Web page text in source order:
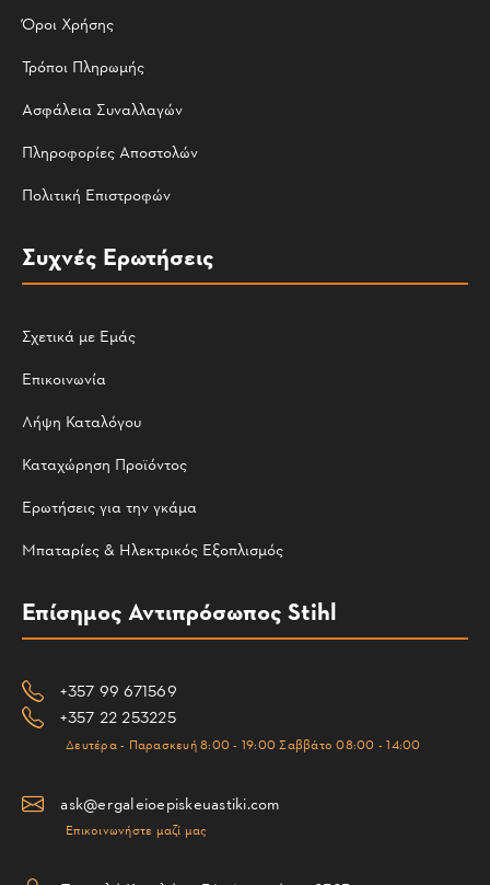
Όροι Χρήσης
Τρόποι Πληρωμής
Ασφάλεια Συναλλαγών
Πληροφορίες Αποστολών
Πολιτική Επιστροφών
Συχνές Ερωτήσεις
Σχετικά με Εμάς
Επικοινωνία
Λήψη Καταλόγου
Καταχώρηση Προϊόντος
Ερωτήσεις για την γκάμα
Μπαταρίες & Ηλεκτρικός Εξοπλισμός
Επίσημος Αντιπρόσωπος Stihl
+357 99 671569
+357 22 253225
Δευτέρα - Παρασκευή 8:00 - 19:00 Σαββάτο 08:00 - 14:00
ask@ergaleioepiskeuastiki.com
Επικοινωνήστε μαζί μας